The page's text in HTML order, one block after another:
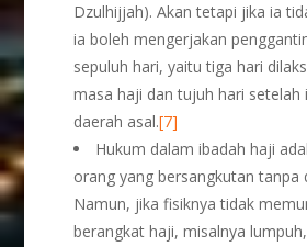
Dzulhijjah). Akan tetapi jika ia
ia boleh mengerjakan
sepuluh hari, yaitu tiga hari
masa haji dan tujuh hari setelah
daerah asal.[7]
Hukum dalam ibadah haji
orang yang bersangkutan tanpa
Namun, jika fisiknya tidak
berangkat haji, misalnya